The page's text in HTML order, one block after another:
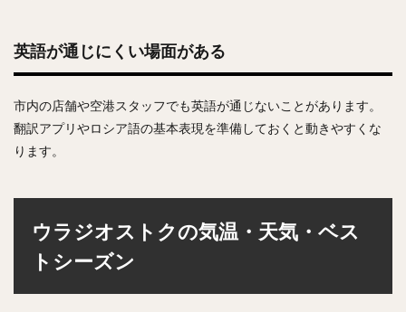
英語が通じにくい場面がある
市内の店舗や空港スタッフでも英語が通じないことがあります。
翻訳アプリやロシア語の基本表現を準備しておくと動きやすくな
ります。
ウラジオストクの気温・天気・ベス
トシーズン